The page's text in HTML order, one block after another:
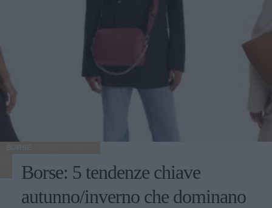
BORSE
Borse: 5 tendenze chiave
autunno/inverno che dominano